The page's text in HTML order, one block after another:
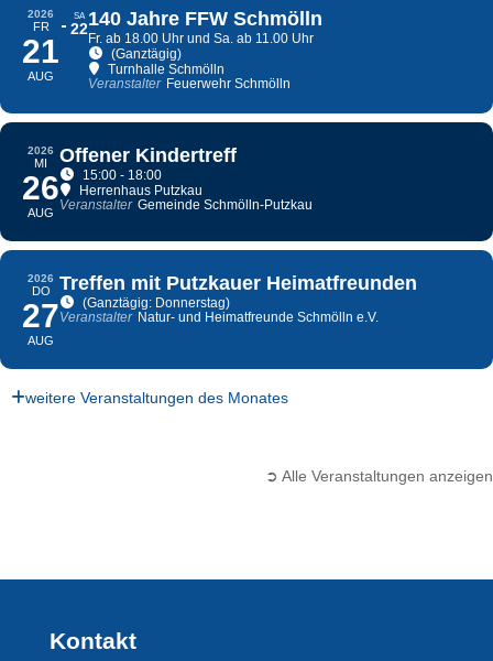
2026
FR
21
AUG
SA
22140 Jahre FFW Schmölln
Fr. ab 18.00 Uhr und Sa. ab 11.00 Uhr
(Ganztägig)
Turnhalle Schmölln
Veranstalter Feuerwehr Schmölln
2026
MI
26
AUG
Offener Kindertreff
15:00 - 18:00
Herrenhaus Putzkau
Veranstalter Gemeinde Schmölln-Putzkau
2026
DO
27
AUG
Treffen mit Putzkauer Heimatfreunden
(Ganztägig: Donnerstag)
Veranstalter Natur- und Heimatfreunde Schmölln e.V.
weitere Veranstaltungen des Monates
➲ Alle Veranstaltungen anzeigen
Kontakt